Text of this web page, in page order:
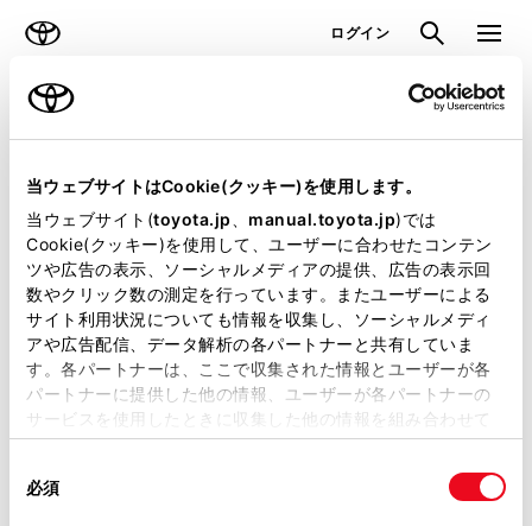
当ウェブサイトはCookie(クッキー)を使用します。
当ウェブサイト(toyota.jp manual.toyota.jp)では
Cookie(クッキー)を使用して、ユーザーに合わせたコンテン
ツや広告の表示、ソーシャルメディアの提供、広告の表示回
数やクリック数の測定を行っています。またユーザーによる
サイト利用状況についても情報を収集し、ソーシャルメディ
アや広告配信、データ解析の各パートナーと共有していま
す。各パートナーは、ここで収集された情報とユーザーが各
パートナーに提供した他の情報、ユーザーが各パートナーの
サービスを使用したときに収集した他の情報を組み合わせて
使用することがあります。当ウェブサイトの使用を続行する
必須
ログイン 検索 メニュ
ラインアップ トピックス
見積りシミュレーション
見積りシミュレーションのデータが
正常に取得できませんでした。
詳しくは販売店までお問合せくださ
い。
（2-7-4）